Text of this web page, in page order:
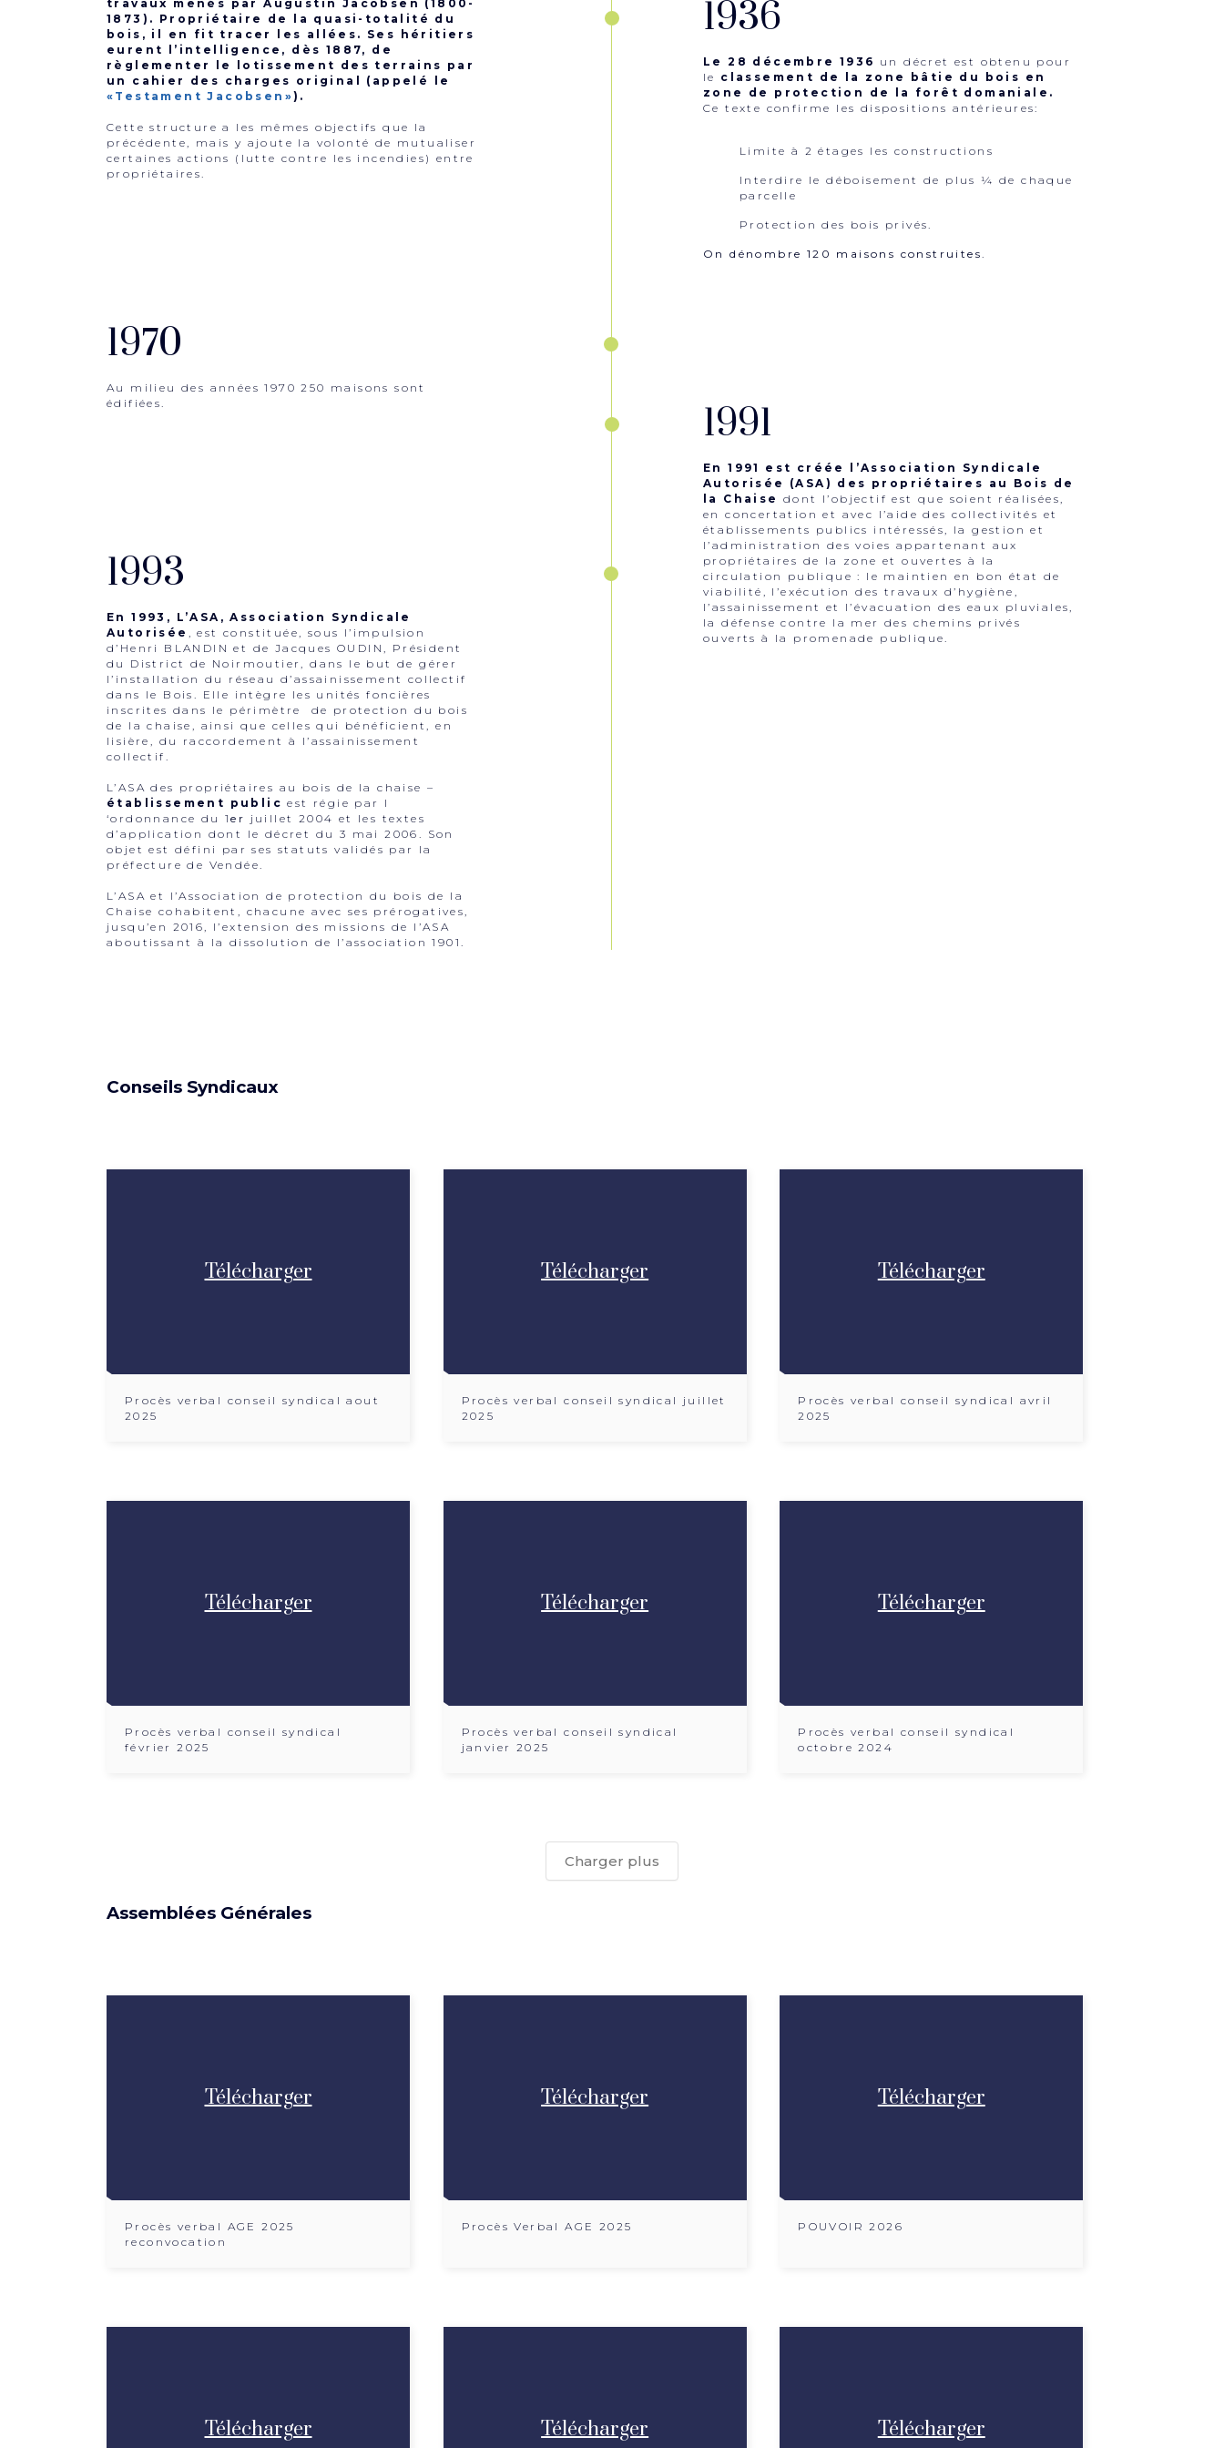
travaux menés par Augustin Jacobsen (1800-
1873). Propriétaire de la quasi-totalité du
bois, il en fit tracer les allées. Ses héritiers
eurent l’intelligence, dès 1887, de
règlementer le lotissement des terrains par
un cahier des charges original (appelé le
«Testament Jacobsen»).
Cette structure a les mêmes objectifs que la
précédente, mais y ajoute la volonté de mutualiser
certaines actions (lutte contre les incendies) entre
propriétaires.
1936
Le 28 décembre 1936 un décret est obtenu pour
le classement de la zone bâtie du bois en
zone de protection de la forêt domaniale.
Ce texte confirme les dispositions antérieures:
Limite à 2 étages les constructions
Interdire le déboisement de plus ¼ de chaque
parcelle
Protection des bois privés.
On dénombre 120 maisons construites.
1970
Au milieu des années 1970 250 maisons sont
édifiées.
1991
En 1991 est créée l’Association Syndicale
Autorisée (ASA) des propriétaires au Bois de
la Chaisedont l’objectif est que soient réalisées,
en concertation et avec l’aide des collectivités et
établissements publics intéressés, la gestion et
l’administration des voies appartenant aux
propriétaires de la zone et ouvertes à la
circulation publique : le maintien en bon état de
viabilité, l’exécution des travaux d’hygiène,
l’assainissement et l’évacuation des eaux pluviales,
la défense contre la mer des chemins privés
ouverts à la promenade publique.
1993
En 1993, L’ASA, Association Syndicale
Autorisée , est constituée, sous l’impulsion
d’Henri BLANDIN et de Jacques OUDIN, Président
du District de Noirmoutier, dans le but de gérer
l’installation du réseau d’assainissement collectif
dans le Bois. Elle intègre les unités foncières
inscrites dans le périmètre de protection du bois
de la chaise, ainsi que celles qui bénéficient, en
lisière, du raccordement à l’assainissement
collectif.
L’ASA des propriétaires au bois de la chaise –
établissement public est régie par l
‘ordonnance du 1er juillet 2004 et les textes
d’application dont le décret du 3 mai 2006. Son
objet est défini par ses statuts validés par la
préfecture de Vendée.
L’ASA et l’Association de protection du bois de la
Chaise cohabitent, chacune avec ses prérogatives,
jusqu’en 2016, l’extension des missions de l’ASA
aboutissant à la dissolution de l’association 1901.
Conseils Syndicaux
Télécharger
Procès verbal conseil syndical aout
2025
Télécharger
Procès verbal conseil syndical juillet
2025
Télécharger
Procès verbal conseil syndical avril
2025
Télécharger
Procès verbal conseil syndical
février 2025
Télécharger
Procès verbal conseil syndical
janvier 2025
Télécharger
Procès verbal conseil syndical
octobre 2024
Charger plus
Assemblées Générales
Télécharger
Procès verbal AGE 2025
reconvocation
Télécharger
Procès Verbal AGE 2025
Télécharger
POUVOIR 2026
Télécharger Télécharger Télécharger